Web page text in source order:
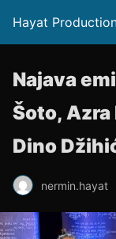
Hayat
Najava
Šoto,
Dino
nermin.hayat